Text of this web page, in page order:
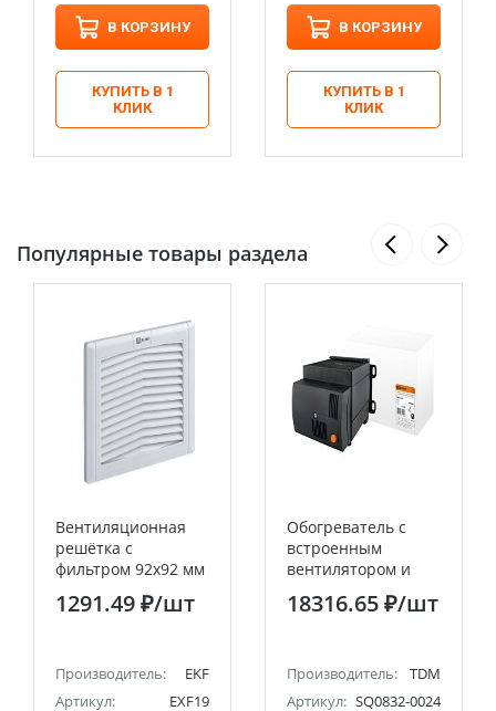
В КОРЗИНУ
КУПИТЬ В 1
КЛИК
В КОРЗИНУ
КУПИТЬ В 1
КЛИК
Популярные товары раздела
Вентиляционная
решётка с
фильтром 92x92 мм
IP54 EKF PROxima
1291.49 ₽/шт
Производитель:
EKF
Артикул:
EXF19
Обогреватель с
встроенным
вентилятором и
ОШВт-1000 240В 1
18316.65 ₽/шт
Производитель:
TDM
Артикул: SQ0832-0024